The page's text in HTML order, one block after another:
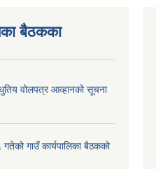
बैठकका
वोलपत्र आव्हानको सूचना
गाउँ कार्यपालिका बैठकको